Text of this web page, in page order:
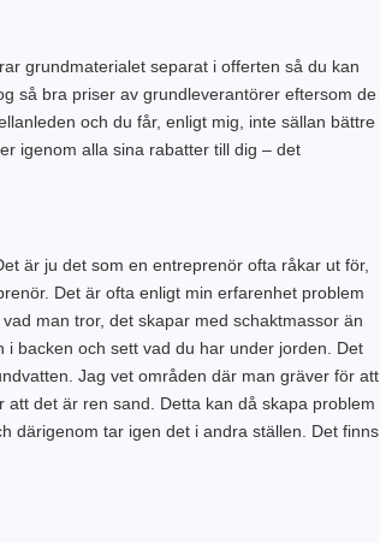
grundmaterialet separat i offerten så du kan
så bra priser av grundleverantörer eftersom de
och du får, enligt mig, inte sällan bättre
igenom alla sina rabatter till dig – det
är ju det som en entreprenör ofta råkar ut för,
Det är ofta enligt min erfarenhet problem
man tror, det skapar med schaktmassor än
backen och sett vad du har under jorden. Det
Jag vet områden där man gräver för att
det är ren sand. Detta kan då skapa problem
därigenom tar igen det i andra ställen. Det finns